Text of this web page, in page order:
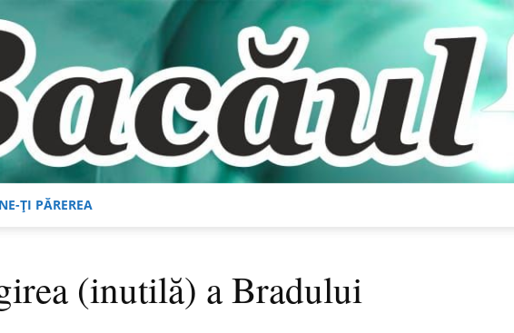
ȚI PĂREREA
(inutilă) a Bradului